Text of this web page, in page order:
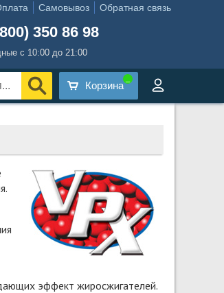
Самовывоз Обратная связь
350 86 98
с 10:00 до 21:00
Корзина
эффект жиросжигателей.